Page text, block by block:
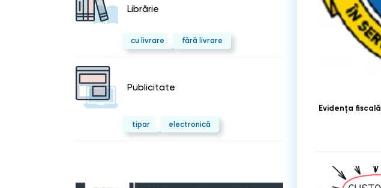
Librărie
cu livrare fără livrare
Publicitate
tipar electronică
Evidenţa fiscală